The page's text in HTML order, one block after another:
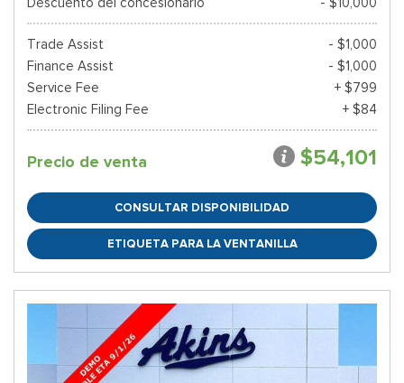
Trade Assist
- $1,000
Finance Assist
- $1,000
Service Fee
+ $799
Electronic Filing Fee
+ $84
Precio de venta $54,101
CONSULTAR DISPONIBILIDAD
ETIQUETA PARA LA VENTANILLA